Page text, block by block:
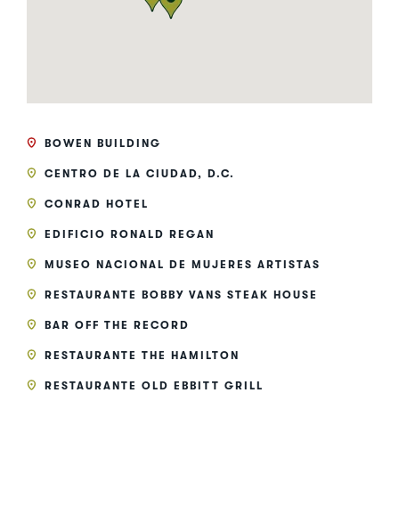
BOWEN BUILDING
CENTRO DE LA CIUDAD, D.C.
CONRAD HOTEL
EDIFICIO RONALD REGAN
MUSEO NACIONAL DE MUJERES ARTISTAS
RESTAURANTE BOBBY VANS STEAK HOUSE
BAR OFF THE RECORD
RESTAURANTE THE HAMILTON
RESTAURANTE OLD EBBITT GRILL